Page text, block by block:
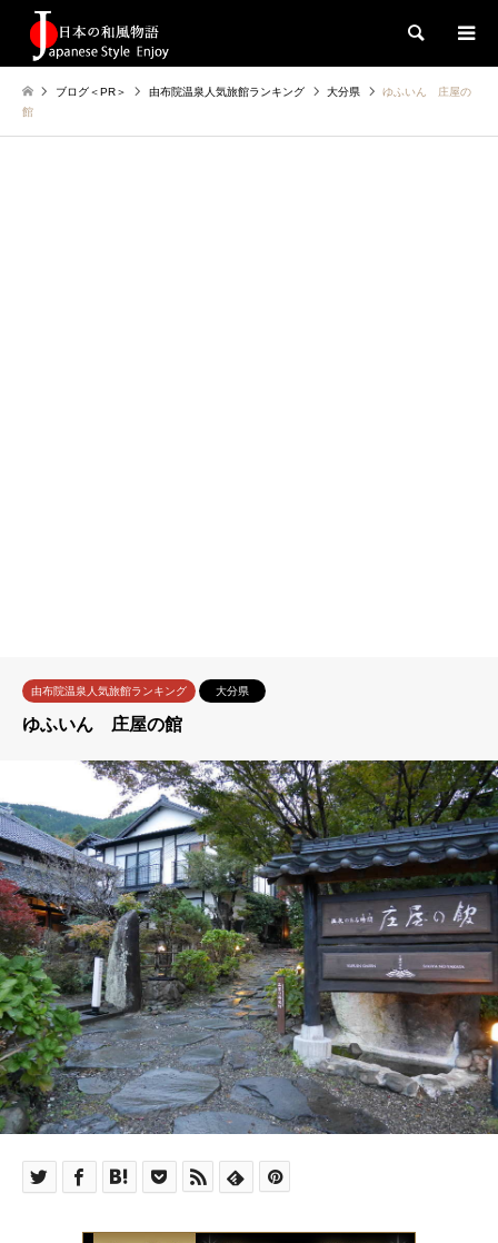
検索
ブログ＜PR＞ 由布院温泉人気旅館ランキング 大分県
ゆふいん 庄屋の
館
由布院温泉人気旅館ランキング 大分県
ゆふいん 庄屋の館